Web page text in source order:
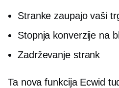
Stranke zaupajo vaši
Stopnja konverzije na
Zadrževanje strank
Ta nova funkcija Ecwid